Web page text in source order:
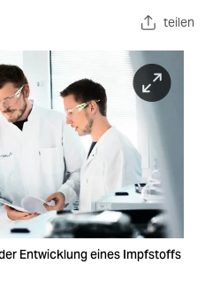
teilen
Entwicklung eines Impfstoffs